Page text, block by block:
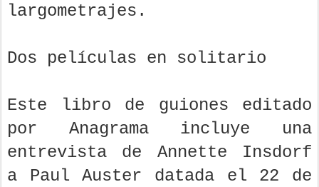
largometrajes.
Dos películas en solitario
Este libro de guiones editado
por Anagrama incluye una
entrevista de Annette Insdorf
a Paul Auster datada el 22 de